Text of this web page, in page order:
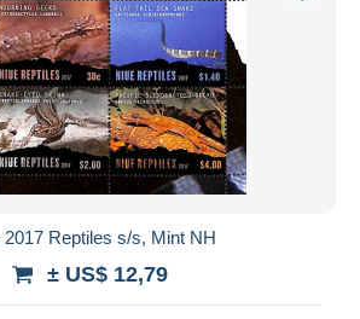
2017 Reptiles s/s, Mint NH
± US$ 12,79